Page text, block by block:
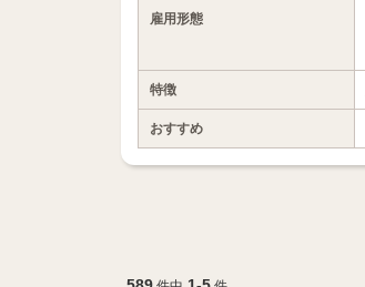
雇用形態
特徴
おすすめ